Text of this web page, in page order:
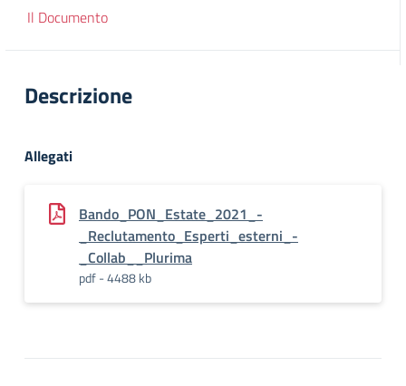
Il Documento
Descrizione
Allegati
Bando_PON_Estate_2021_-
_Reclutamento_Esperti_esterni_-
_Collab__Plurima
pdf - 4488 kb